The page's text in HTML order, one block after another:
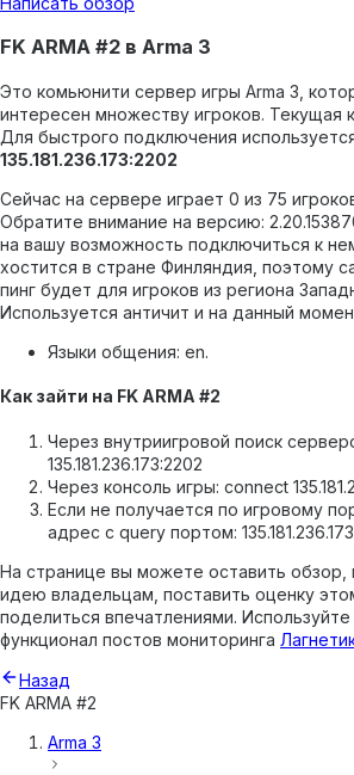
FK ARMA #2 в Arma 3
Это комьюнити сервер игры Arma 3,
интересен множеству игроков. Текущая
Для быстрого подключения
135.181.236.173:2202
Сейчас на сервере играет 0 из 75
Обратите внимание на версию:
на вашу возможность подключиться к
хостится в стране Финляндия, поэтому
пинг будет для игроков из региона
Используется античит и на данный
Языки общения: en.
Как зайти на FK ARMA #2
Через внутриигровой поиск
135.181.236.173:2202
Через консоль игры: connect
Если не получается по игровому
адрес с query портом:
На странице вы можете оставить
идею владельцам, поставить оценку
поделиться впечатлениями.
функционал постов мониторинга
Назад
FK ARMA #2
Arma 3